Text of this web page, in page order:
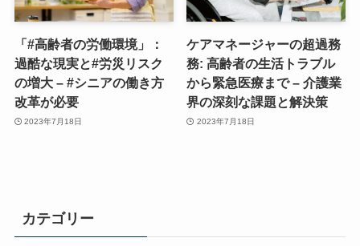
「#高齢者の労働環境」：
過酷な現実と#労災リスク
の増大 – #シニアの働き方
改革が必要
2023年7月18日
ケアマネージャーの超過務
務: 高齢者の生活トラブル
から緊急医療まで – 介護業
界の深刻な課題と解決策
2023年7月18日
カテゴリー